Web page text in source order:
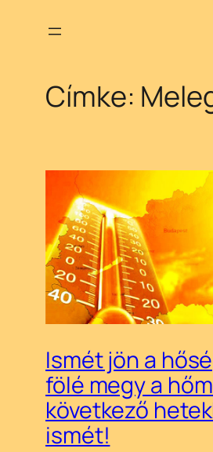
Címke:
Ismét jön a
fölé megy a
következő
ismét!